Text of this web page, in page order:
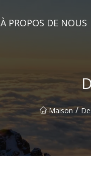
À PROPOS DE NOUS
Maison /